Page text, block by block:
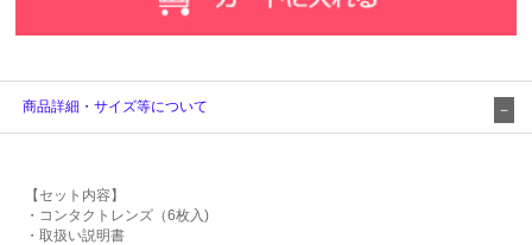
商品詳細・サイズ等について
【セット内容】
・コンタクトレンズ（6枚入)
・取扱い説明書